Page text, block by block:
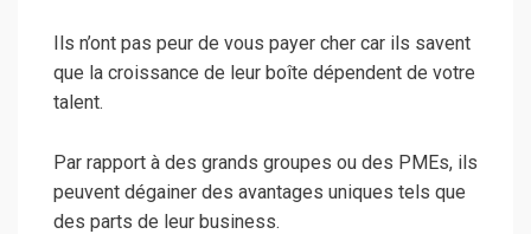
Ils n’ont pas peur de vous payer cher car ils savent
que la croissance de leur boîte dépendent de votre
talent.
Par rapport à des grands groupes ou des PMEs, ils
peuvent dégainer des avantages uniques tels que
des parts de leur business.